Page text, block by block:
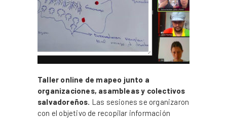
Taller online de mapeo junto a
organizaciones, asambleas y colectivos
salvadoreños. Las sesiones se organizaron
con el objetivo de recopilar información